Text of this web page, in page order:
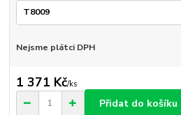
Nejsme plátci DPH
1 371 Kč/ks
Přidat do košíku